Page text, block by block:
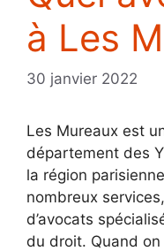
à Les
30 janvier 2022
Les Mureaux est
département des
la région
nombreux
d’avocats
du droit. Quand